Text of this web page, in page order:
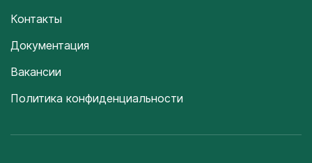
Контакты
Документация
Вакансии
Политика конфиденциальности